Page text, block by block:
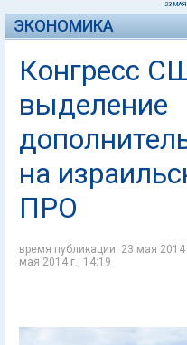
23 МАЯ
ЭКОНОМИКА
Конгресс
выделение
на
ПРО
время публикации: 23 мая
мая 2014 г., 14:19